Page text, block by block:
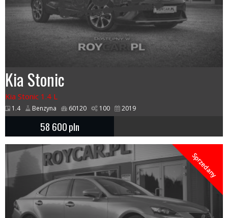
Kia Stonic
Kia Stonic 1.4 L
1.4 Benzyna 60120 100 2019
58 600pln
Sprzedany